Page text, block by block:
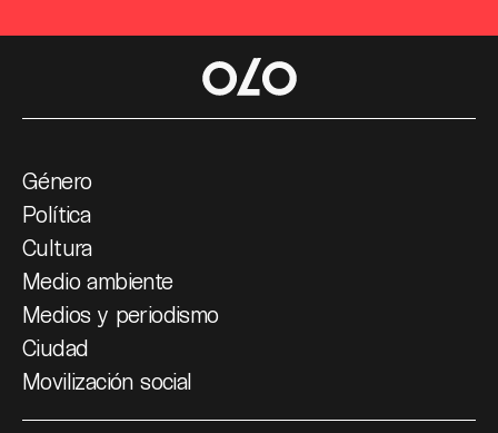
Género
Política
Cultura
Medio ambiente
Medios y periodismo
Ciudad
Movilización social